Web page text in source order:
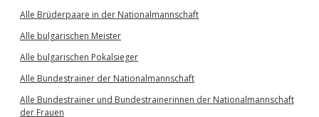
Alle Brüderpaare in der Nationalmannschaft
Alle bulgarischen Meister
Alle bulgarischen Pokalsieger
Alle Bundestrainer der Nationalmannschaft
Alle Bundestrainer und Bundestrainerinnen der Nationalmannschaft
der Frauen